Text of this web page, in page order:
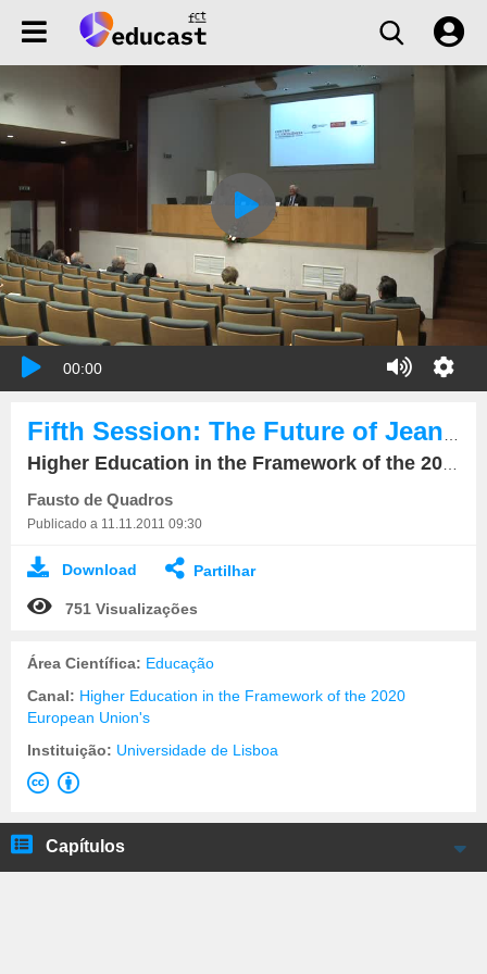
00:00
Higher Education in the Framework of the 2020 European Union's
Fausto de Quadros
Publicado a 11.11.2011 09:30
Download Partilhar
751 Visualizações
Área Científica: Educação
Canal: Higher Education in the Framework of the 2020
European Union's
Instituição: Universidade de Lisboa
Capítulos